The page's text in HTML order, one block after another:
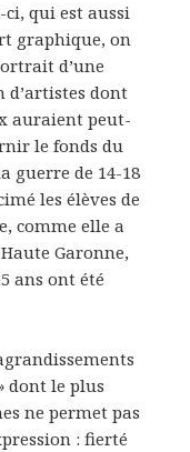
ci, qui est aussi
graphique, on
d’une
d’artistes dont
auraient peut-
le fonds du
guerre de 14-18
les élèves de
comme elle a
Garonne,
ans ont été
dont le plus
ne permet pas
: fierté